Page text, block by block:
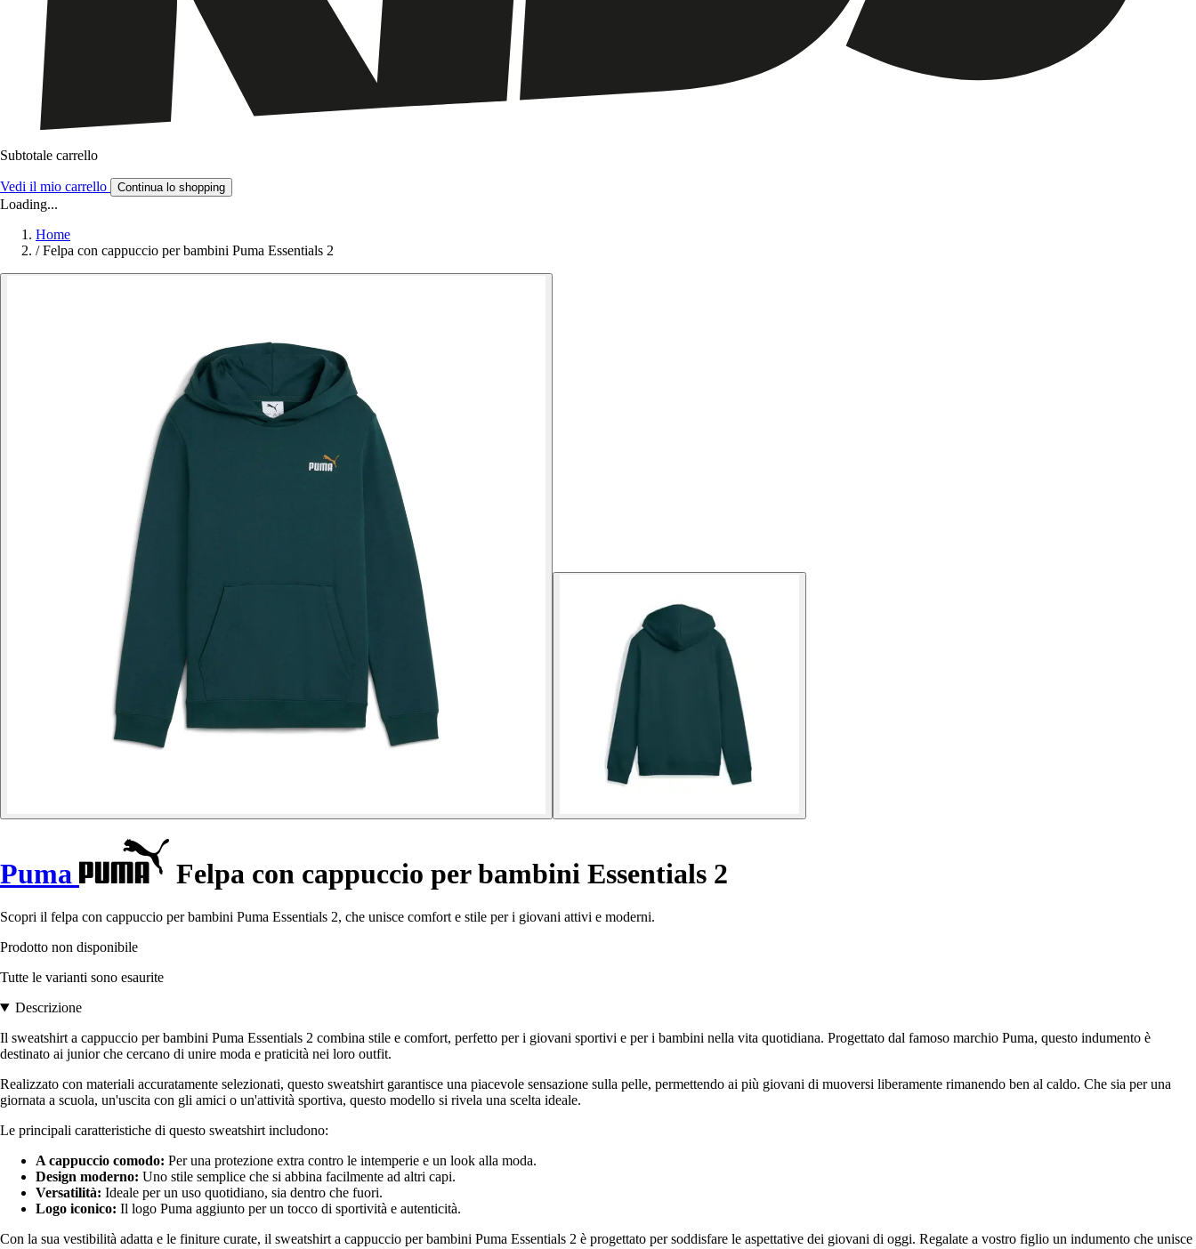
Subtotale carrello
Vedi il mio carrello Continua lo shopping
Loading...
Home
/ Felpa con cappuccio per bambini Puma Essentials 2
Puma Felpa con cappuccio per bambini Essentials 2
Scopri il felpa con cappuccio per bambini Puma Essentials 2, che unisce comfort e stile per i giovani attivi e moderni.
Prodotto non disponibile
Tutte le varianti sono esaurite
Descrizione
Il sweatshirt a cappuccio per bambini Puma Essentials 2 combina stile e comfort, perfetto per i giovani sportivi e per i bambini nella vita quotidiana. Progettato dal famoso marchio Puma, questo indumento è
destinato ai junior che cercano di unire moda e praticità nei loro outfit.
Realizzato con materiali accuratamente selezionati, questo sweatshirt garantisce una piacevole sensazione sulla pelle, permettendo ai più giovani di muoversi liberamente rimanendo ben al caldo. Che sia per una
giornata a scuola, un'uscita con gli amici o un'attività sportiva, questo modello si rivela una scelta ideale.
Le principali caratteristiche di questo sweatshirt includono:
A cappuccio comodo: Per una protezione extra contro le intemperie e un look alla moda.
Design moderno: Uno stile semplice che si abbina facilmente ad altri capi.
Versatilità: Ideale per un uso quotidiano, sia dentro che fuori.
Logo iconico: Il logo Puma aggiunto per un tocco di sportività e autenticità.
Con la sua vestibilità adatta e le finiture curate, il sweatshirt a cappuccio per bambini Puma Essentials 2 è progettato per soddisfare le aspettative dei giovani di oggi. Regalate a vostro figlio un indumento che unisce